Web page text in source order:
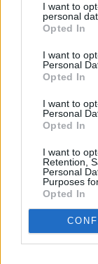
I want to
personal
Opted In
I want to
Personal
Opted In
I want to
Personal
Opted In
I want to
Retention,
Personal
Purposes
Opted In